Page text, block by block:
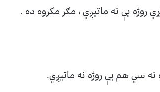
روژه يې نه ماتيږي ، مګر مکروه ده .
سي هم يې روژه نه ماتيږي.